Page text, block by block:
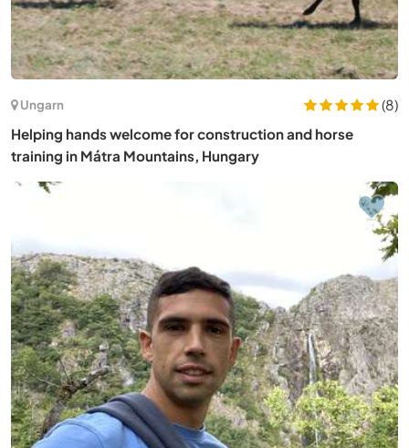
Ungarn
(8)
Helping hands welcome for construction and horse
training in Mátra Mountains, Hungary